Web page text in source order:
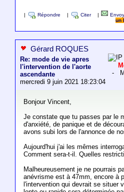
Répondre Citer
un
Gérard ROQUES
Re: mode de vie apres
l'intervention de l'aorte
ascendante
mercredi 9 juin 2021 18:23:04
-
Bonjour Vincent,
Je constate que tu passes par le
d'anxiété, de panique et de
avons subi lors de l'annonce de
Aujourd'hui j'ai les mêmes
Comment sera-t-il. Quelles
Malheureusement je ne pourrais
anévrisme est à 47mm, encore à
l'intervention qui devrait se situer